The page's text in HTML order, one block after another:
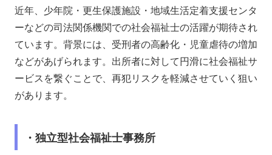
近年、少年院・更生保護施設・地域生活定着支援センタ
ーなどの司法関係機関での社会福祉士の活躍が期待され
ています。背景には、受刑者の高齢化・児童虐待の増加
などがあげられます。出所者に対して円滑に社会福祉サ
ービスを繋ぐことで、再犯リスクを軽減させていく狙い
があります。
・独立型社会福祉士事務所